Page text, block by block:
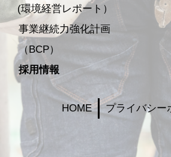
(環境経営レポート）
事業継続力強化計画
（BCP）
採用情報
HOME プライバシー